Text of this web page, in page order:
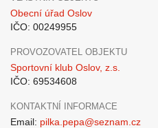
Obecní úřad Oslov
IČO: 00249955
PROVOZOVATEL OBJEKTU
Sportovní klub Oslov, z.s.
IČO: 69534608
KONTAKTNÍ INFORMACE
Email: pilka.pepa@seznam.cz